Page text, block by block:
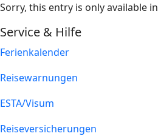
Sorry, this entry is only available in
Service & Hilfe
Ferienkalender
Reisewarnungen
ESTA/Visum
Reiseversicherungen